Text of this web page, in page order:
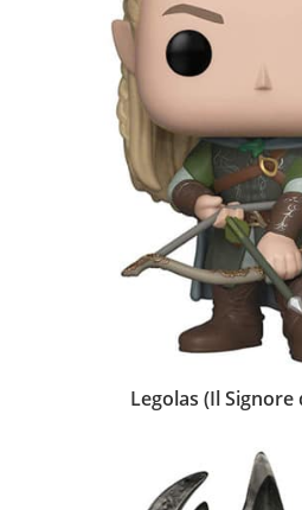
Legolas (Il Signore